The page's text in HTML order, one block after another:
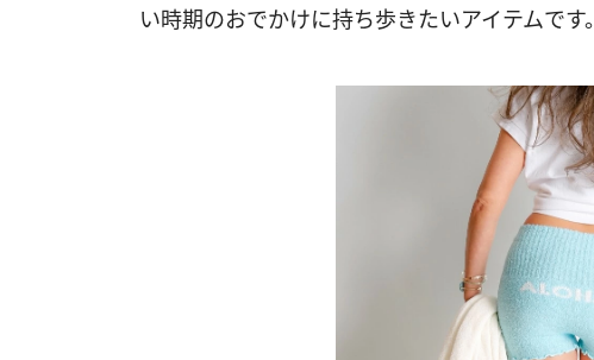
い時期のおでかけに持ち歩きたいアイテムです。